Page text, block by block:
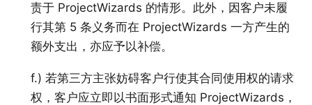
责于 ProjectWizards 的情形。此外，因客户未履
行其第 5 条义务而在 ProjectWizards 一方产生的
额外支出，亦应予以补偿。
f.) 若第三方主张妨碍客户行使其合同使用权的请求
权，客户应立即以书面形式通知 ProjectWizards，